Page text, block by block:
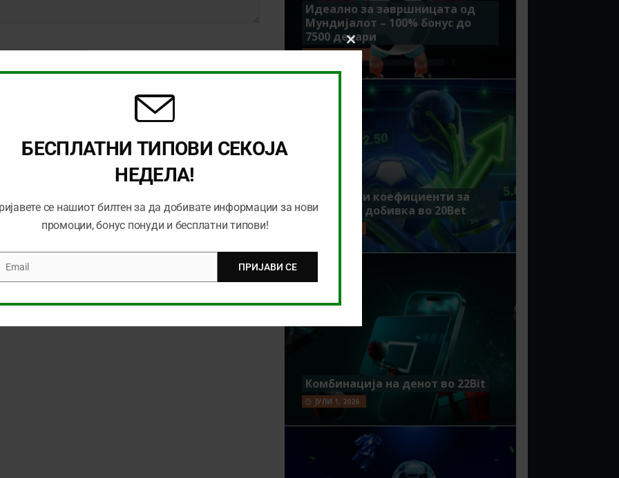
Идеално за завршницата од
Мундијалот – 100% бонус до
7500 денари
ЈУЛИ 15, 2026
Зголемени коефициенти за
поголема добивка во 20Bet
Комбинација на денот во 22Bit
ЈУЛИ 1, 2026
Close
this
БЕСПЛАТНИ ТИПОВИ СЕКОЈА
НЕДЕЛА!
се нашиот билтен за да добивате информации за нови
промоции, бонус понуди и бесплатни типови!
Email ПРИЈАВИ СЕ